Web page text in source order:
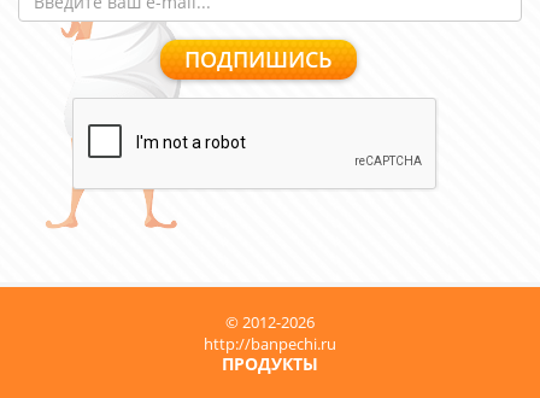
© 2012-2026
http://banpechi.ru
ПРОДУКТЫ